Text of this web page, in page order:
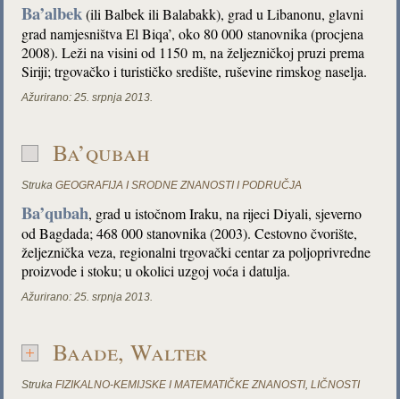
Ba’albek(ili Balbek ili Balabakk), grad u Libanonu, glavni
grad namjesništva El Biqa’, oko 80 000 stanovnika (procjena
2008). Leži na visini od 1150 m, na željezničkoj pruzi prema
Siriji; trgovačko i turističko središte, ruševine rimskog naselja.
Ažurirano: 25. srpnja 2013.
Ba’qubah
Struka GEOGRAFIJA I SRODNE ZNANOSTI I PODRUČJA
Ba’qubah, grad u istočnom Iraku, na rijeci Diyali, sjeverno
od Bagdada; 468 000 stanovnika (2003). Cestovno čvorište,
željeznička veza, regionalni trgovački centar za poljoprivredne
proizvode i stoku; u okolici uzgoj voća i datulja.
Ažurirano: 25. srpnja 2013.
Baade, Walter
Struka FIZIKALNO-KEMIJSKE I MATEMATIČKE ZNANOSTI,LIČNOSTI